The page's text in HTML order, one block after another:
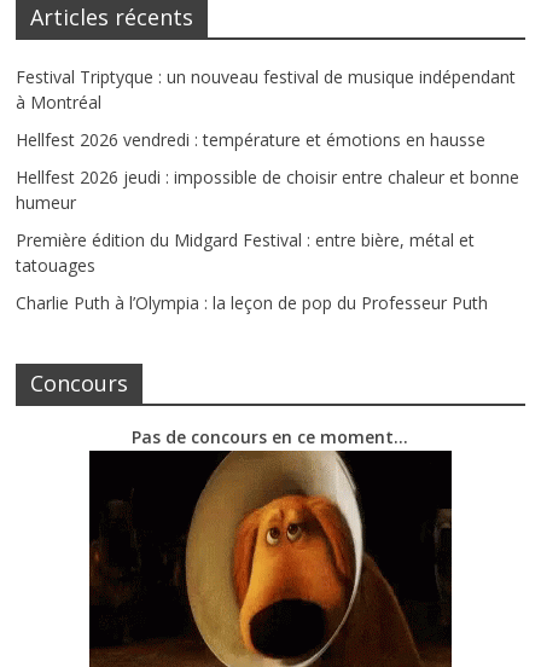
Articles récents
Festival Triptyque : un nouveau festival de musique indépendant
à Montréal
Hellfest 2026 vendredi : température et émotions en hausse
Hellfest 2026 jeudi : impossible de choisir entre chaleur et bonne
humeur
Première édition du Midgard Festival : entre bière, métal et
tatouages
Charlie Puth à l’Olympia : la leçon de pop du Professeur Puth
Concours
Pas de concours en ce moment…